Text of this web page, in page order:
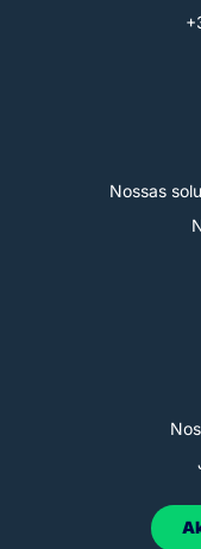
Nossas